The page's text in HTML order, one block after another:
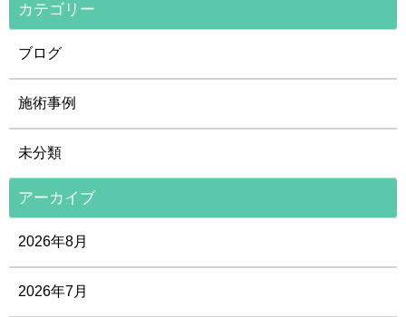
カテゴリー
ブログ
施術事例
未分類
アーカイブ
2026年8月
2026年7月